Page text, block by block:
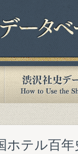
テル百年